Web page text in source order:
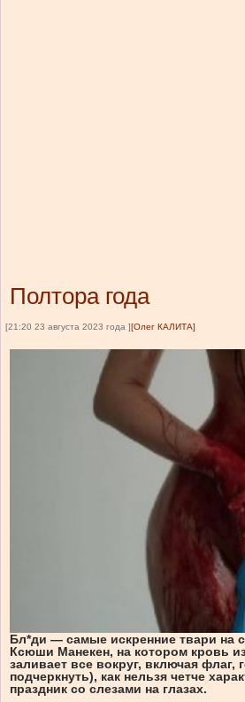
Полтора года
[21:20 23 августа 2023 года ] [Олег КАЛИТА]
Бл*ди — самые искренние твари на
Ксюши Манекен, на котором кровь
заливает все вокруг, включая флаг,
подчеркнуть), как нельзя четче
праздник со слезами на глазах.